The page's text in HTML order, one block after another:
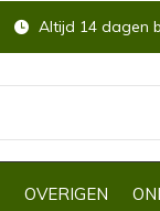
OVERIGEN
Altijd 14 dagen